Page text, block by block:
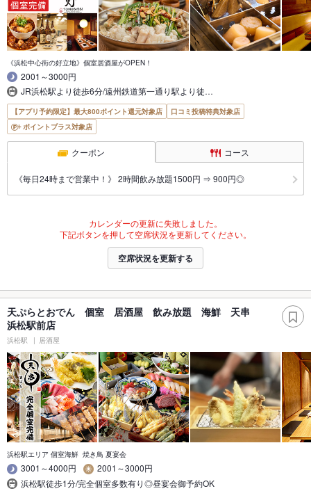
《浜松中心街の好立地》個室居酒屋がOPEN！
2001～3000円
JR浜松駅より徒歩6分/遠州鉄道第一通り駅より徒…
【アプリ予約限定】最大800ポイント還元対象店
口コミ投稿特典対象店
ポイントプラス対象店
クーポン コース
《毎日24時まで営業中！》 2時間飲み放題1500円 ⇒ 900円◎
カレンダーの更新に失敗しました。
下記ボタンを押して空席状況を更新してください。
空席状況を更新する
天ぷらとおでん 個室 居酒屋 飲み放題 海鮮 天串
浜松駅前店
浜松駅 居酒屋
浜松駅エリア 個室海鮮 焼き鳥 夏宴会
3001～4000円
2001～3000円
浜松駅徒歩1分/完全個室多数有り◎昼宴会御予約OK